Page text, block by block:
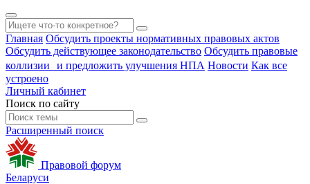
Главная Обсудить проекты нормативных правовых актов
Обсудить действующее законодательство Обсудить правовые
коллизии и предложить улучшения НПА Новости Как все
устроено
Личный кабинет
Поиск по сайту
Расширенный поиск
Правовой форум
Беларуси